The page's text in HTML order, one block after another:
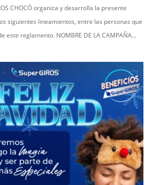
CHOCÓ organiza y desarrolla la presente
siguientes lineamientos, entre las personas que
este reglamento. NOMBRE DE LA CAMPAÑA...